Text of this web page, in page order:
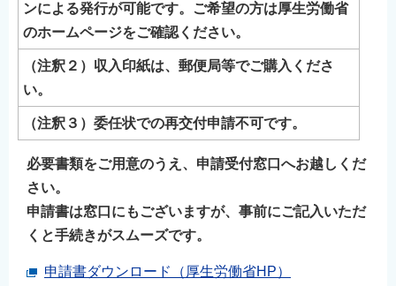
ンによる発行が可能です。ご希望の方は厚生労働省
のホームページをご確認ください。
（注釈２）収入印紙は、郵便局等でご購入くださ
い。
（注釈３）委任状での再交付申請不可です。
必要書類をご用意のうえ、申請受付窓口へお越しくだ
さい。
申請書は窓口にもございますが、事前にご記入いただ
くと手続きがスムーズです。
申請書ダウンロード（厚生労働省HP）